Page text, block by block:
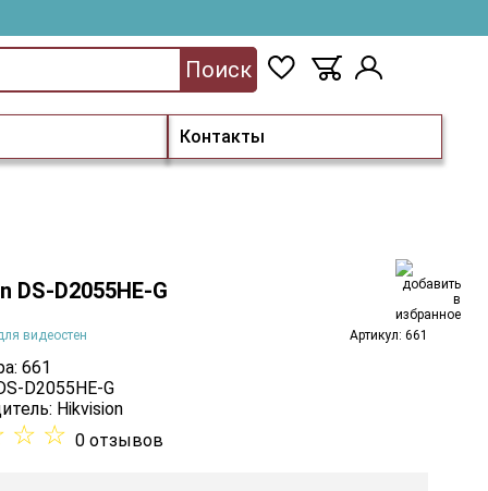
Контакты
Поиск
DS-D2055HE-G
видеостен Артикул: 661
661
D2055HE-G
Hikvision
☆ ☆ 0 отзывов